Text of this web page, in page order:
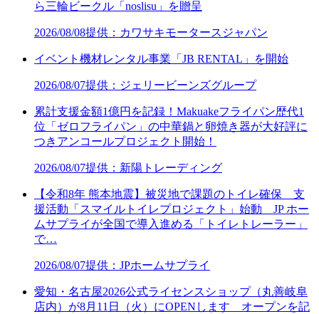
ら三輪ビークル「noslisu」を贈呈
2026/08/08提供：カワサキモータースジャパン
イベント機材レンタル事業「JB RENTAL」を開始
2026/08/07提供：ジェリービーンズグループ
累計支援金額1億円を記録！Makuakeフライパン歴代1
位「ゼロフライパン」の中華鍋と卵焼き器が大好評に
つきアンコールプロジェクト開始！
2026/08/07提供：新陽トレーディング
【令和8年 熊本地震】被災地で課題のトイレ確保 支
援活動「スマイルトイレプロジェクト」始動 JP ホー
ムサプライが全国で導入進める「トイレトレーラー」
で…
2026/08/07提供：JPホームサプライ
愛知・名古屋2026公式ライセンスショップ（丸善岐阜
店内）が8月11日（火）にOPENします オープンを記